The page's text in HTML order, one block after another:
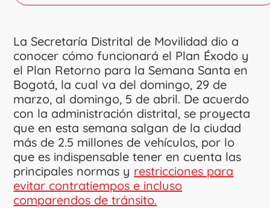
La Secretaría Distrital de Movilidad dio a
conocer cómo funcionará el Plan Éxodo y
el Plan Retorno para la Semana Santa en
Bogotá, la cual va del domingo, 29 de
marzo, al domingo, 5 de abril. De acuerdo
con la administración distrital, se proyecta
que en esta semana salgan de la ciudad
más de 2.5 millones de vehículos, por lo
que es indispensable tener en cuenta las
principales normas y restricciones para
evitar contratiempos e incluso
comparendos de tránsito.